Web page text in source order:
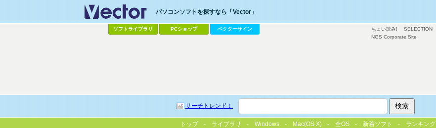
ちょい読み! SELECTION
NGS Corporate Site
パソコンソフトを探すなら「Vector」
ソフトライブラリ PCショップ ベクターサイン
サーチトレンド！
トップ ライブラリ Windows Mac(OS X) 全OS 新着ソフト ランキング